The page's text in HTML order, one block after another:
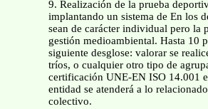
9. Realización de la prueba
implantando un sistema de En los
sean de carácter individual pero la
gestión medioambiental. Hasta 10
siguiente desglose: valorar se
tríos, o cualquier otro tipo de
certificación UNE-EN ISO 14.001
entidad se atenderá a lo
colectivo.